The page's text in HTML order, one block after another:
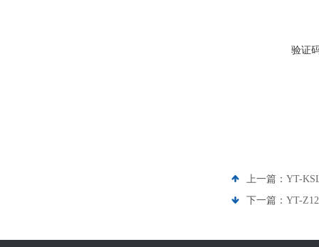
验证
上一篇： YT-
下一篇： YT-